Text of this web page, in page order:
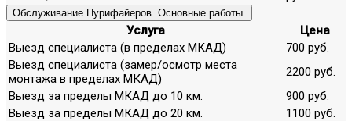
Обслуживание Пурифайеров. Основные работы.
Услуга
Цена
Выезд специалиста (в пределах МКАД)
700 руб.
Выезд специалиста (замер/осмотр места
монтажа в пределах МКАД)
2200 руб.
Выезд за пределы МКАД до 10 км.
900 руб.
Выезд за пределы МКАД до 20 км.
1100 руб.